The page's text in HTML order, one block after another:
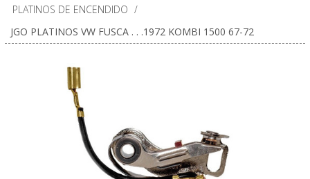
PLATINOS DE ENCENDIDO /
JGO PLATINOS VW FUSCA . . .1972 KOMBI 1500 67-72